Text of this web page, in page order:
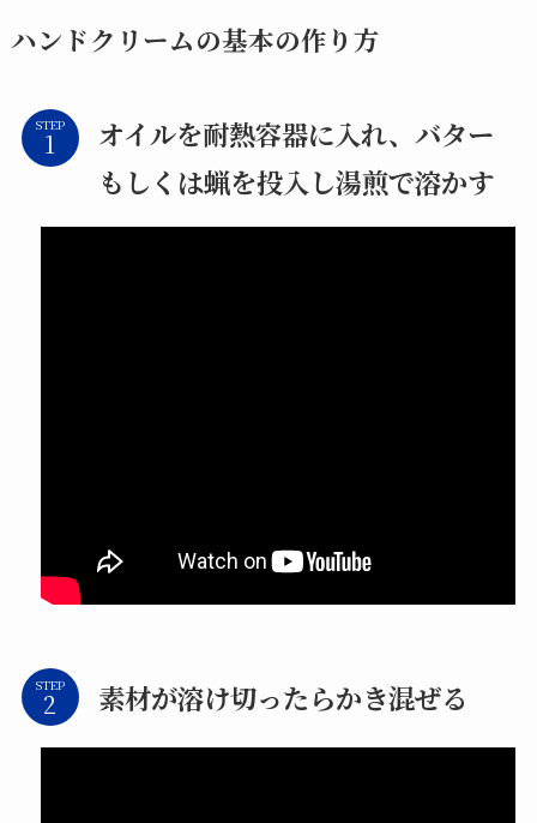
ハンドクリームの基本の作り方
STEP
オイルを耐熱容器に入れ、バター
もしくは蝋を投入し湯煎で溶かす
STEP 素材が溶け切ったらかき混ぜる